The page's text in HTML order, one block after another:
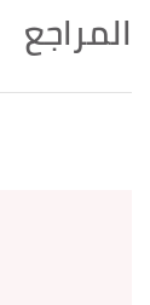
المراجع
Edited.